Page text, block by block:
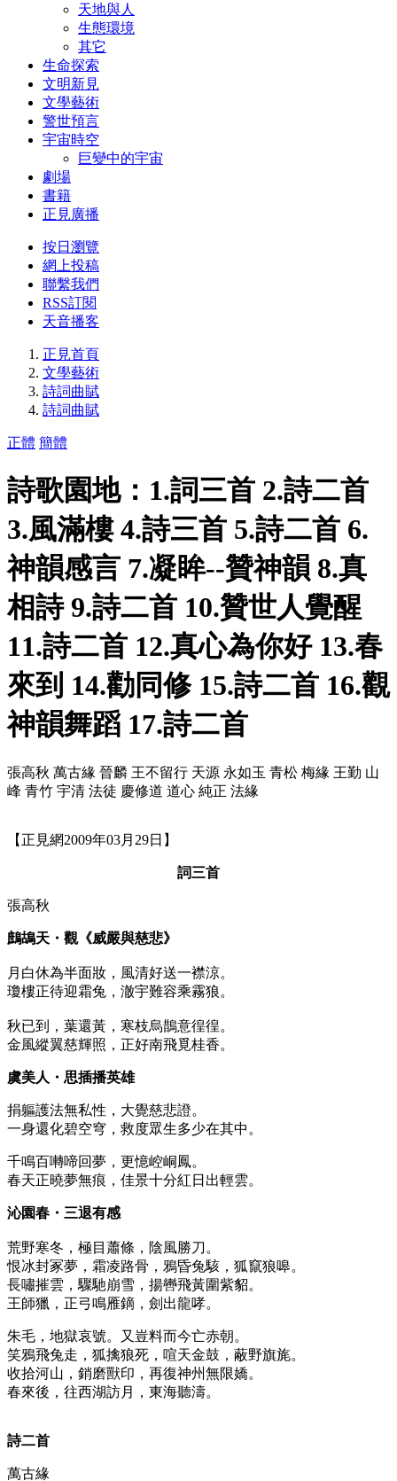
天地與人
生態環境
其它
生命探索
文明新見
文學藝術
警世預言
宇宙時空
巨變中的宇宙
劇場
書籍
正見廣播
按日瀏覽
網上投稿
聯繫我們
RSS訂閱
天音播客
正見首頁
文學藝術
詩詞曲賦
詩詞曲賦
正體 簡體
詩歌園地：1.詞三首 2.詩二首
3.風滿樓 4.詩三首 5.詩二首 6.
神韻感言 7.凝眸--贊神韻 8.真
相詩 9.詩二首 10.贊世人覺醒
11.詩二首 12.真心為你好 13.春
來到 14.勸同修 15.詩二首 16.觀
神韻舞蹈 17.詩二首
張高秋 萬古緣 晉麟 王不留行 天源 永如玉 青松 梅緣 王勤 山
峰 青竹 宇清 法徒 慶修道 道心 純正 法緣
【正見網2009年03月29日】
詞三首
張高秋
鷓鴣天・觀《威嚴與慈悲》
月白休為半面妝，風清好送一襟涼。
瓊樓正待迎霜兔，澈宇難容乘霧狼。
秋已到，葉還黃，寒枝烏鵲意徨徨。
金風縱翼慈輝照，正好南飛覓桂香。
虞美人・思插播英雄
捐軀護法無私性，大覺慈悲證。
一身還化碧空穹，救度眾生多少在其中。
千鳴百囀啼回夢，更憶崆峒鳳。
春天正曉夢無痕，佳景十分紅日出輕雲。
沁園春・三退有感
荒野寒冬，極目蕭條，陰風勝刀。
恨冰封冢夢，霜凌路骨，鴉昏兔駭，狐竄狼嗥。
長嘯摧雲，驟馳崩雪，揚轡飛黃圍紫貂。
王師獵，正弓鳴雁鏑，劍出龍哮。
朱毛，地獄哀號。又豈料而今亡赤朝。
笑鴉飛兔走，狐擒狼死，喧天金鼓，蔽野旗旄。
收拾河山，銷磨獸印，再復神州無限嬌。
春來後，往西湖訪月，東海聽濤。
詩二首
萬古緣